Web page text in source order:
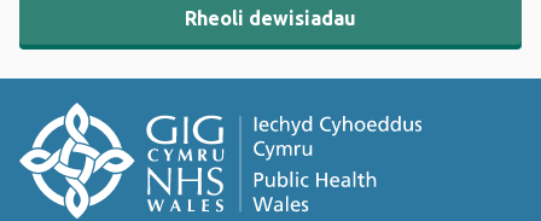
Rheoli dewisiadau